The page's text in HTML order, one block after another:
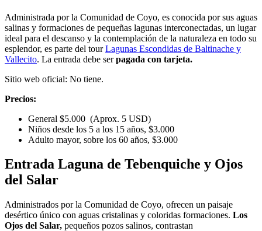
Administrada por la Comunidad de Coyo, es conocida por sus aguas
salinas y formaciones de pequeñas lagunas interconectadas, un lugar
ideal para el descanso y la contemplación de la naturaleza en todo su
esplendor, es parte del tourLagunas Escondidas de Baltinache y
Vallecito. La entrada debe serpagada con tarjeta.
Sitio web oficial: No tiene.
Precios:
General $5.000 (Aprox. 5 USD)
Niños desde los 5 a los 15 años, $3.000
Adulto mayor, sobre los 60 años, $3.000
Entrada Laguna de Tebenquiche y Ojos
del Salar
Administrados por la Comunidad de Coyo, ofrecen un paisaje
desértico único con aguas cristalinas y coloridas formaciones. Los
Ojos del Salar, pequeños pozos salinos, contrastan